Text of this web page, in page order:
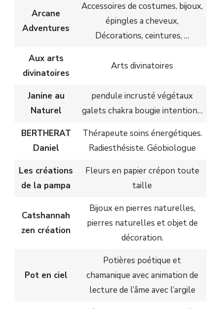
Arcane
Adventures
Accessoires de costumes, bijoux,
épingles a cheveux,
Décorations, ceintures, …
Aux arts
divinatoires
Arts divinatoires
Janine au
Naturel
pendule incrusté végétaux
galets chakra bougie intention…
BERTHERAT
Daniel
Thérapeute soins énergétiques.
Radiesthésiste. Géobiologue
Les créations
de la pampa
Fleurs en papier crépon toute
taille
Catshannah
zen création
Bijoux en pierres naturelles,
pierres naturelles et objet de
décoration.
Pot en ciel
Potières poétique et
chamanique avec animation de
lecture de l’âme avec l’argile